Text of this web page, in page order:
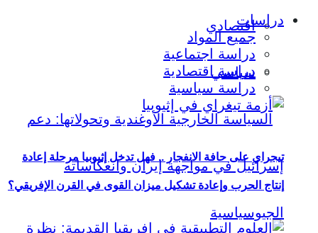
اقتصادي
سياسي
دراسات
جميع المواد
دراسة اجتماعية
دراسة اقتصادية
دراسة سياسية
تيجراي على حافة الانفجار .. فهل تدخل إثيوبيا مرحلة إعادة
إنتاج الحرب وإعادة تشكيل ميزان القوى في القرن الإفريقي؟